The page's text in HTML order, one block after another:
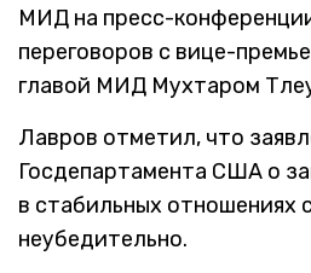
МИД на пресс-
переговоров с вице-
главой МИД Мухтаром
Лавров отметил, что
Госдепартамента США о
в стабильных отношениях
неубедительно.